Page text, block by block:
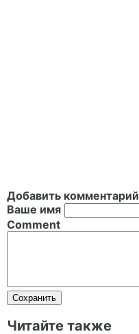
Добавить комментарий
Ваше имя
Comment
Читайте также